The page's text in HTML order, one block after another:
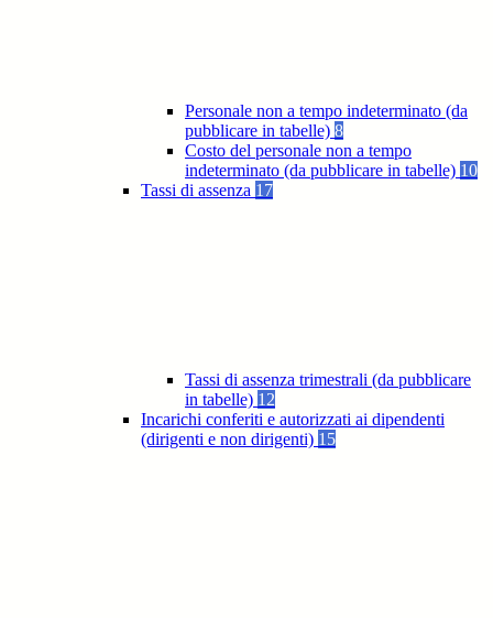
Personale non a tempo indeterminato (da
pubblicare in tabelle) 8
Costo del personale non a tempo
indeterminato (da pubblicare in tabelle) 10
Tassi di assenza 17
Tassi di assenza trimestrali (da pubblicare
in tabelle) 12
Incarichi conferiti e autorizzati ai dipendenti
(dirigenti e non dirigenti) 15